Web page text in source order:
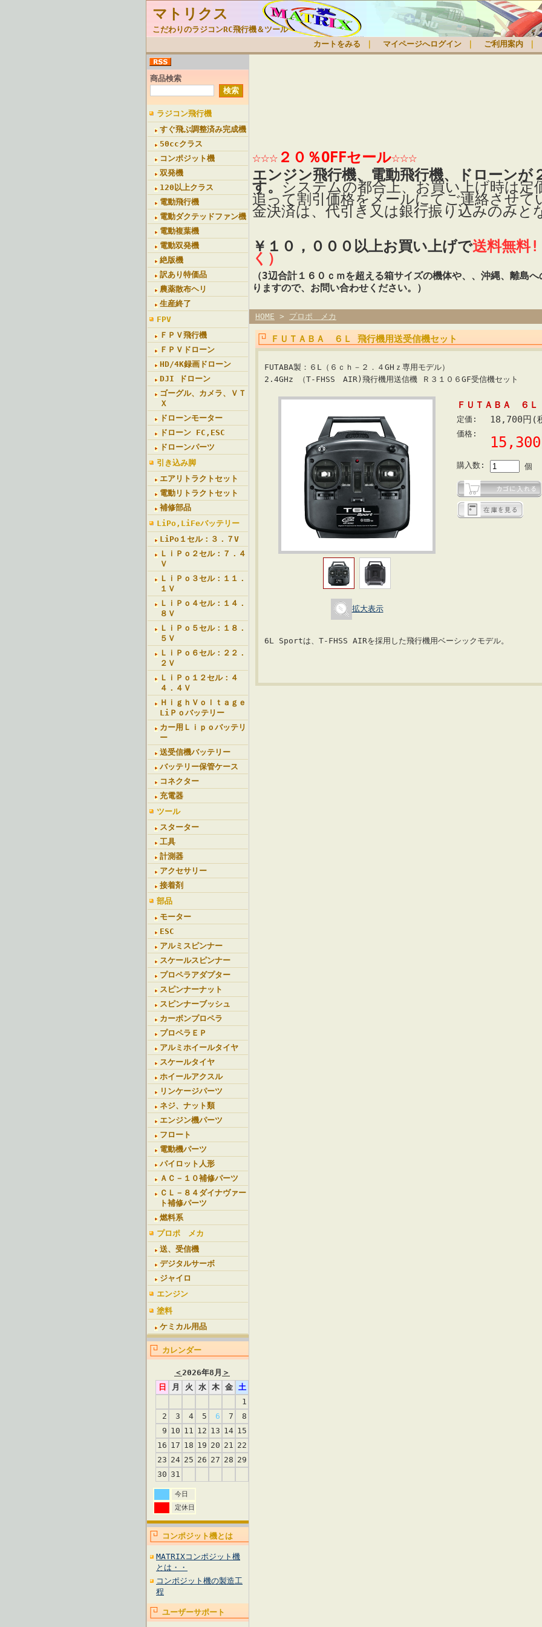
マトリクス
こだわりのラジコンRC飛行機＆ツール
カートをみる
マイページへログイン ご利用案内
商品検索
ラジコン飛行機
すぐ飛ぶ調整済み完成機
50ccクラス
コンポジット機
双発機
120以上クラス
電動飛行機
電動ダクテッドファン機
電動複葉機
電動双発機
絶版機
訳あり特価品
農薬散布ヘリ
生産終了
FPV
ＦＰＶ飛行機
ＦＰＶドローン
HD/4K録画ドローン
DJI ドローン
ゴーグル、カメラ、ＶＴ
Ｘ
ドローンモーター
ドローン FC,ESC
ドローンパーツ
引き込み脚
エアリトラクトセット
電動リトラクトセット
補修部品
LiPo,LiFeバッテリー
LiPo１セル：３．７V
ＬｉＰｏ２セル：７．４
Ｖ
ＬｉＰｏ３セル：１１．
１Ｖ
ＬｉＰｏ４セル：１４．
８Ｖ
ＬｉＰｏ５セル：１８．
５Ｖ
ＬｉＰｏ６セル：２２．
２Ｖ
ＬｉＰｏ１２セル：４
４．４Ｖ
ＨｉｇｈＶｏｌｔａｇｅ
LiＰｏバッテリー
カー用Ｌｉｐｏバッテリ
ー
送受信機バッテリー
バッテリー保管ケース
コネクター
充電器
ツール
スターター
工具
計測器
アクセサリー
接着剤
部品
モーター
ESC
アルミスピンナー
スケールスピンナー
プロペラアダプター
スピンナーナット
スピンナーブッシュ
カーボンプロペラ
プロペラＥＰ
アルミホイールタイヤ
スケールタイヤ
ホイールアクスル
リンケージパーツ
ネジ、ナット類
エンジン機パーツ
フロート
電動機パーツ
パイロット人形
ＡＣ－１０補修パーツ
ＣＬ－８４ダイナヴァー
ト補修パーツ
燃料系
プロポ メカ
送、受信機
デジタルサーボ
ジャイロ
エンジン
塗料
ケミカル用品
カレンダー
＜2026年8月 ＞
日
月 火 水 木 金
土
1
2
3 4 5 6 7
8
9 10 11 12 13 14 15
16 17 18 19 20 21 22
23 24 25 26 27 28 29
30 31
今日
定休日
コンポジット機とは
MATRIXコンポジット機
とは・・
コンポジット機の製造工
程
ユーザーサポート
☆☆☆２０％OFFセール☆☆☆
エンジン飛行機、電動飛行機、ドローンが
す。 システムの都合上、お買い上げ時は定
追って割引価格をメールにてご連絡させて
金決済は、代引き又は銀行振り込みのみと
￥１０，０００以上お買い上げで送料無料
く）
（3辺合計１６０ｃｍを超える箱サイズの機体や、、沖縄、離島
りますので、お問い合わせください。）
HOME > プロポ メカ
ＦＵＴＡＢＡ ６Ｌ 飛行機用送受信機セット
FUTABA製：６L（６ｃｈ－２．４GHｚ専用モデル）
2.4GHz （T-FHSS AIR)飛行機用送信機 Ｒ３１０６GF受信機セット
拡大表示
ＦＵＴＡＢＡ ６Ｌ
定価: 18,700円(
価格:
購入数: 個
6L Sportは、T-FHSS AIRを採用した飛行機用ベーシックモデル。